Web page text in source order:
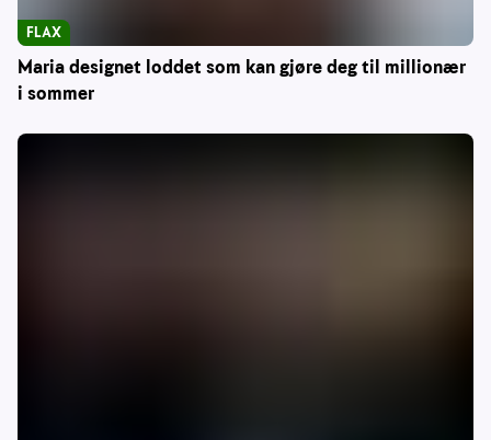
Maria designet loddet som kan gjøre deg til millionær
i sommer
FLAX